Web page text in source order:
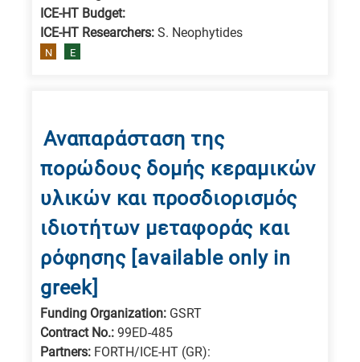
research
ICE-HT Budget:
ICE-HT Researchers: S. Neophytides
N E
Αναπαράσταση της
πορώδους δομής κεραμικών
υλικών και προσδιορισμός
ιδιοτήτων μεταφοράς και
ρόφησης [available only in
greek]
Funding Organization: GSRT
Contract No.: 99ED-485
Partners: FORTH/ICE-HT (GR):